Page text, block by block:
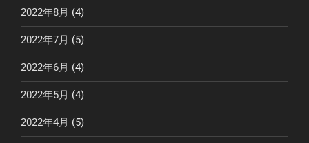
2022年8月 (4)
2022年7月 (5)
2022年6月 (4)
2022年5月 (4)
2022年4月 (5)